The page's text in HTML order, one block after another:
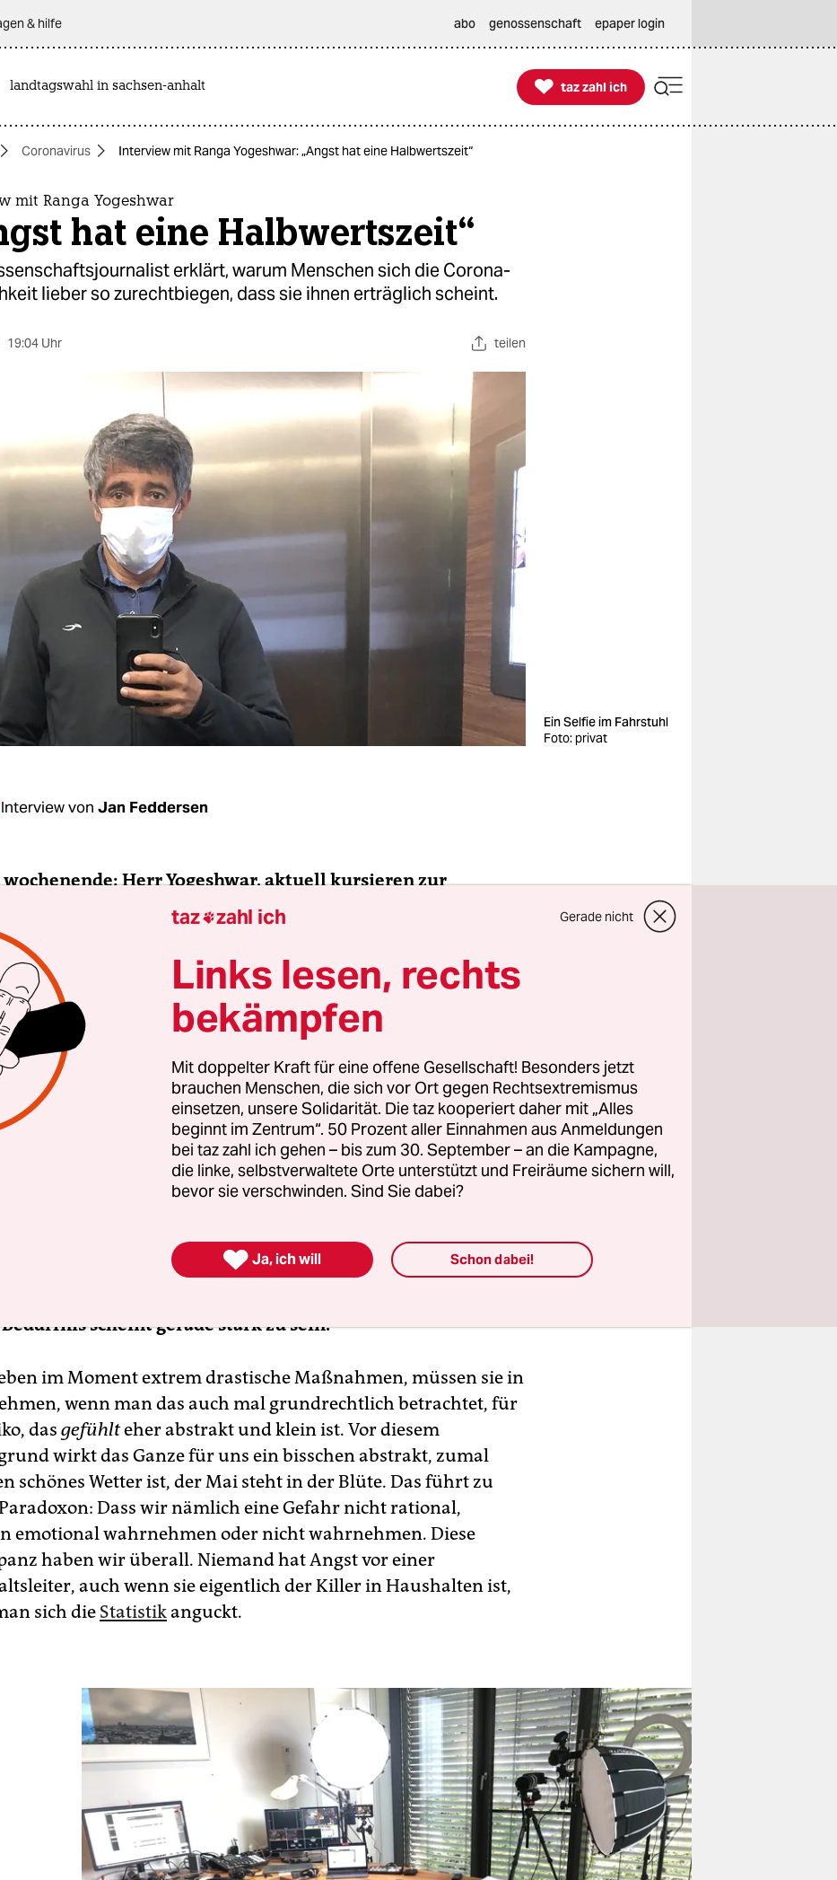
& hilfe abo genossenschaft epaper login
landtagswahl in sachsen-anhalt 
taz zahl ich
taz zahl ich
Coronavirus Interview mit Ranga Yogeshwar: „Angst hat eine Halbwertszeit“
mit Ranga Yogeshwar
hat eine Halbwertszeit“
erklärt, warum Menschen sich die Corona-
lieber so zurechtbiegen, dass sie ihnen erträglich scheint.
19:04 Uhr teilen
Ein Selfie im Fahrstuhl
Foto: privat
Interview von Jan Feddersen
wochenende: Herr Yogeshwar, aktuell kursieren zur
viele Verschwörungstheorien. Die Historikerin
Richter sagte kürzlich, dass Menschen besonders anfällig
wenn sie sich nicht gut mit dem Gegebenen
können. Stimmen Sie zu?
Ich glaube, dass es ein Grundrauschen von
gibt. Das gibt es ständig. Die Frage ist: Wie
die Rezeptionskultur im Bezug auf solche
Und die ist situativ abhängig von einer
oder Bedürfnislage des Rezipienten – sprich: von uns. In
in dem wir mit der offiziellen Meinung nicht
oder wo uns Verschwörungstheorien im Grunde
eher bereit, zumindest hinzuhören und sie mitunter zu
Bedürfnis scheint gerade stark zu sein.
im Moment extrem drastische Maßnahmen, müssen sie in
wenn man das auch mal grundrechtlich betrachtet, für
das gefühlteher abstrakt und klein ist. Vor diesem
wirkt das Ganze für uns ein bisschen abstrakt, zumal
schönes Wetter ist, der Mai steht in der Blüte. Das führt zu
Dass wir nämlich eine Gefahr nicht rational,
emotional wahrnehmen oder nicht wahrnehmen. Diese
haben wir überall. Niemand hat Angst vor einer
auch wenn sie eigentlich der Killer in Haushalten ist,
sich die Statistikanguckt.
taz zahl ich Gerade nicht
Links lesen, rechts
bekämpfen
Mit doppelter Kraft für eine offene Gesellschaft! Besonders jetzt
brauchen Menschen, die sich vor Ort gegen Rechtsextremismus
einsetzen, unsere Solidarität. Die taz kooperiert daher mit „Alles
beginnt im Zentrum“. 50 Prozent aller Einnahmen aus Anmeldungen
bei taz zahl ich gehen – bis zum 30. September – an die Kampagne,
die linke, selbstverwaltete Orte unterstützt und Freiräume sichern will,
bevor sie verschwinden. Sind Sie dabei?
 Ja, ich will Schon dabei!